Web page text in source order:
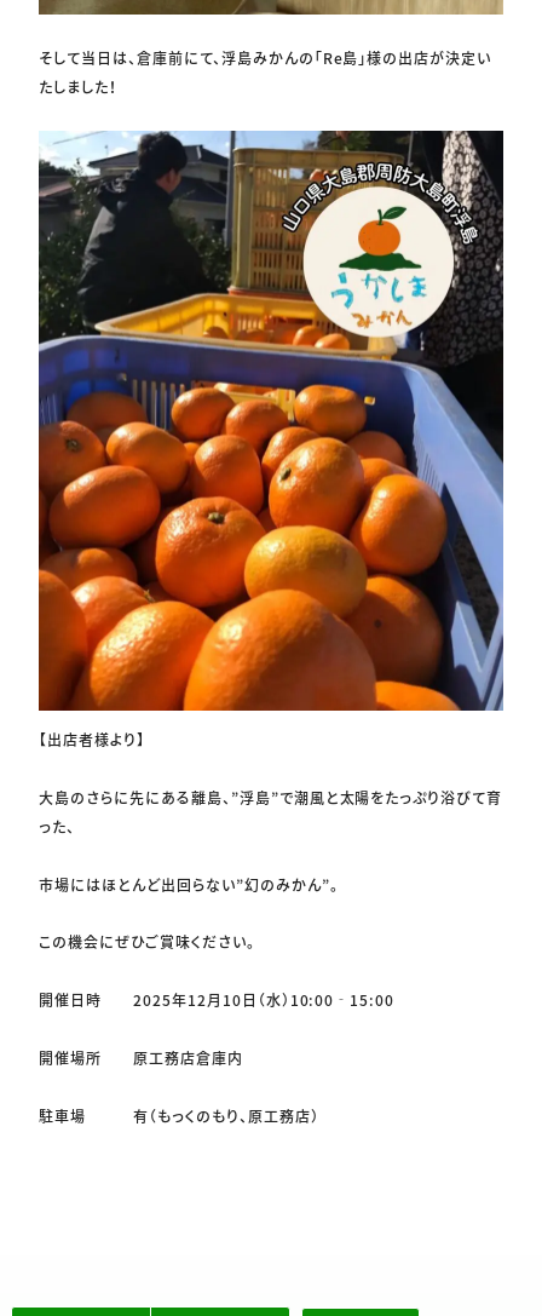
そして当日は、倉庫前にて、浮島みかんの「Re島」様の出店が決定い
たしました！
【出店者様より】
大島のさらに先にある離島、”浮島”で潮風と太陽をたっぷり浴びて育
った、
市場にはほとんど出回らない”幻のみかん”。
この機会にぜひご賞味ください。
開催日時 2025年12月10日（水）10:00‐15:00
開催場所 原工務店倉庫内
駐車場 有（もっくのもり、原工務店）